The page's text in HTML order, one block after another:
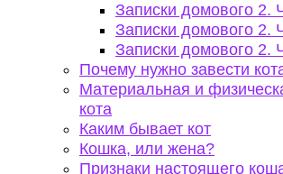
Записки домового 2.
Записки домового 2.
Записки домового 2.
Почему нужно завести
Материальная и
кота
Каким бывает кот
Кошка, или жена?
Признаки настоящего